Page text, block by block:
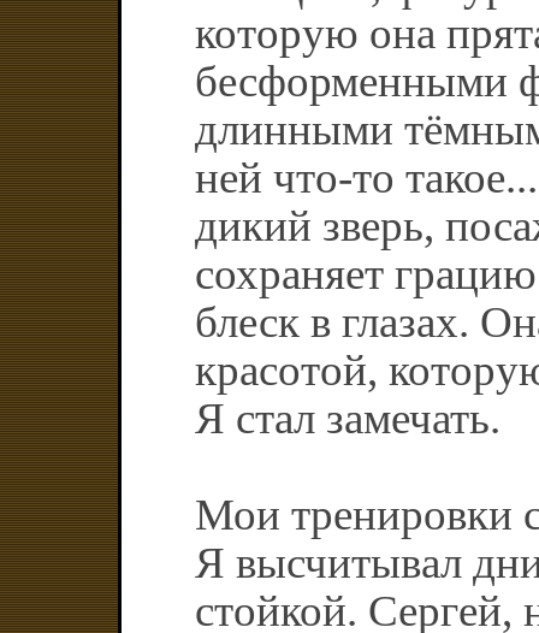
которую она
бесформенными
длинными
ней что-то
дикий зверь,
сохраняет
блеск в глазах.
красотой,
Я стал замечать.
Мои тренировки
Я высчитывал
стойкой. Сергей,